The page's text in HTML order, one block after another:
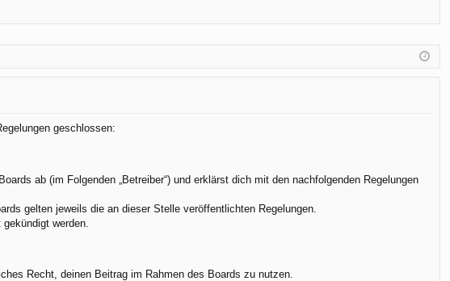
rie
geschlossen:
ab (im Folgenden „Betreiber“) und erklärst dich mit den nachfolgenden Regelungen
gelten jeweils die an dieser Stelle veröffentlichten Regelungen.
werden.
Recht, deinen Beitrag im Rahmen des Boards zu nutzen.